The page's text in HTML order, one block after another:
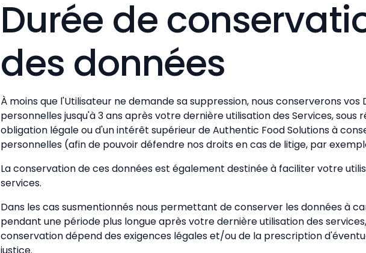
Durée de
des données
À moins que l'Utilisateur ne demande sa suppression, nous conserverons vos
personnelles jusqu'à 3 ans après votre dernière utilisation des Services, sous
obligation légale ou d'un intérêt supérieur de Authentic Food Solutions à
personnelles (afin de pouvoir défendre nos droits en cas de litige, par
La conservation de ces données est également destinée à faciliter votre
services.
Dans les cas susmentionnés nous permettant de conserver les données à
pendant une période plus longue après votre dernière utilisation des
conservation dépend des exigences légales et/ou de la prescription